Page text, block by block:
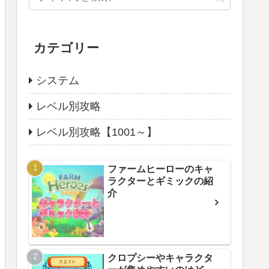
カテゴリー
システム
レベル別攻略
レベル別攻略【1001～】
ファームヒーローのキャ
ラクターとギミックの紹
介
クロプシーやキャラクタ